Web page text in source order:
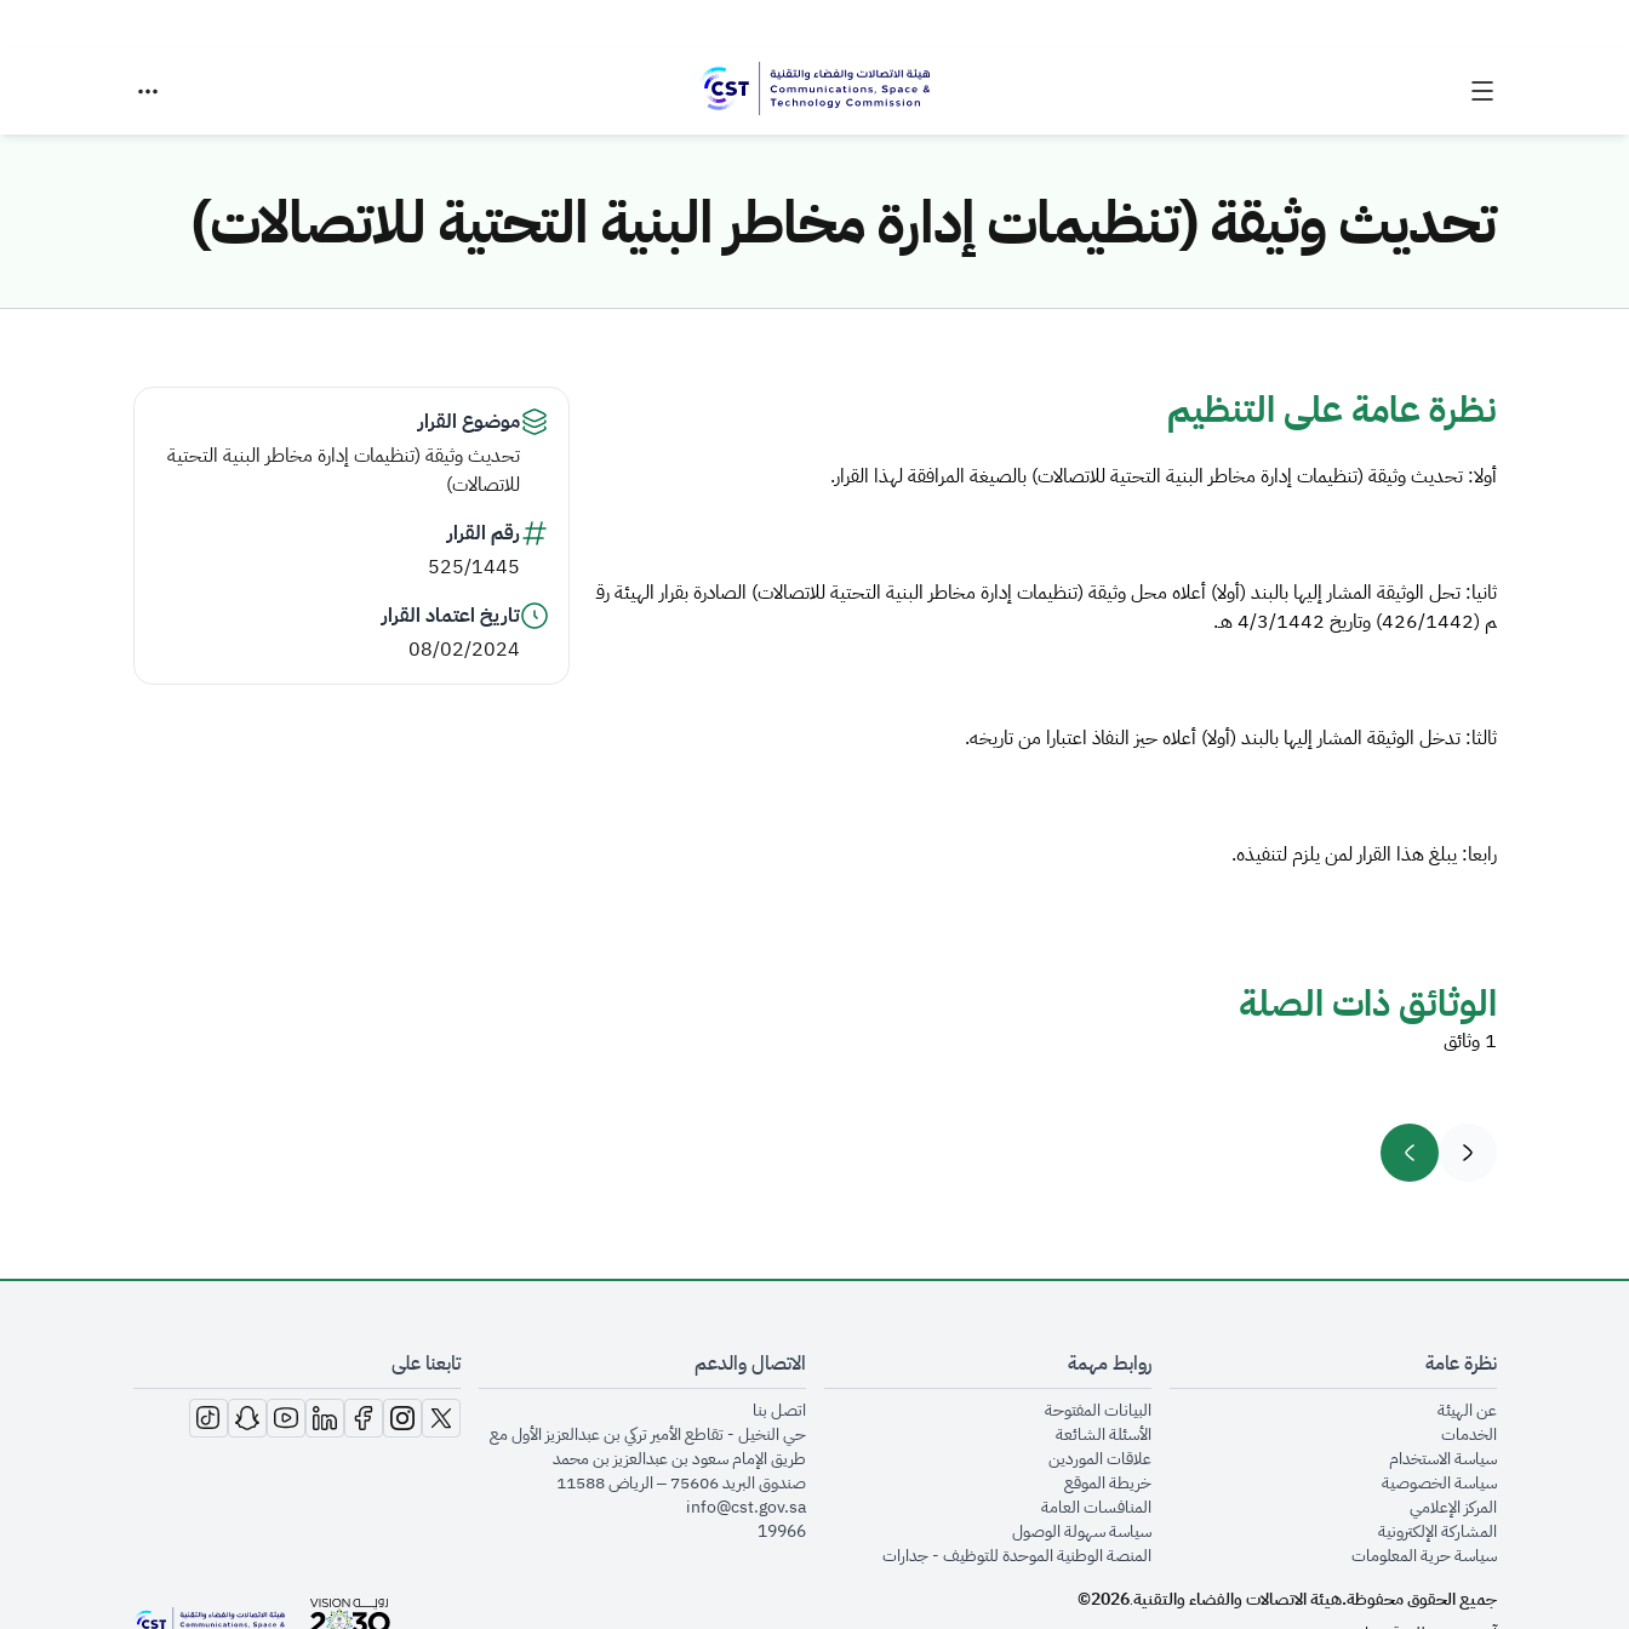
تحديث وثيقة (تنظيمات إدارة مخاطر البنية التحتية للاتصالات)
نظرة عامة على التنظيم
أولا: تحديث وثيقة (تنظيمات إدارة مخاطر البنية التحتية للاتصالات) بالصيغة المرافقة لهذا القرار.
ثانيا: تحل الوثيقة المشار إليها بالبند (أولا) أعلاه محل وثيقة (تنظيمات إدارة مخاطر البنية التحتية للاتصالات) الصادرة بقرار الهيئة رق
م (426/1442) وتاريخ 4/3/1442 هـ.
ثالثا: تدخل الوثيقة المشار إليها بالبند (أولا) أعلاه حيز النفاذ اعتبارا من تاريخه.
رابعا: يبلغ هذا القرار لمن يلزم لتنفيذه.
موضوع القرار
تحديث وثيقة (تنظيمات إدارة مخاطر البنية التحتية
للاتصالات)
رقم القرار
525/1445
تاريخ اعتماد القرار
08/02/2024
الوثائق ذات الصلة
1 وثائق
نظرة عامة
عن الهيئةopens in new window
الخدماتopens in new window
سياسة الاستخدام
سياسة الخصوصيةopens in new window
المركز الإعلاميopens in new window
المشاركة الإلكترونيةopens in new window
سياسة حرية المعلوماتopens in new window
روابط مهمة
البيانات المفتوحةopens in new window
الأسئلة الشائعةopens in new window
علاقات الموردينopens in new window
خريطة الموقعopens in new window
المنافسات العامةopens in new window
سياسة سهولة الوصولopens in new window
المنصة الوطنية الموحدة للتوظيف - جداراتopens in new window
الاتصال والدعم
اتصل بنا
حي النخيل - تقاطع الأمير تركي بن عبدالعزيز الأول مع
طريق الإمام سعود بن عبدالعزيز بن محمد
صندوق البريد 75606 – الرياض 11588
info@cst.gov.sa
19966
تابعنا على
opens in new window
opens in new window
opens in new window
opens in new window
opens in new window
opens in new window
opens in new window
جميع الحقوق محفوظة.هيئة الاتصالات والفضاء والتقنية.
2026©